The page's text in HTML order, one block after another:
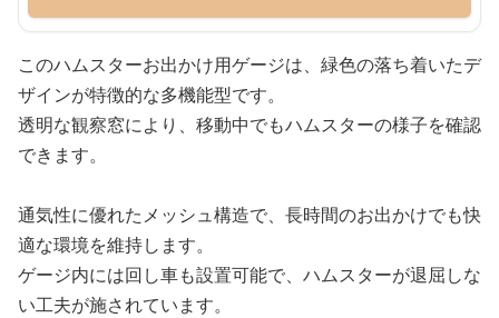
このハムスターお出かけ用ゲージは、緑色の落ち着いたデ
ザインが特徴的な多機能型です。
透明な観察窓により、移動中でもハムスターの様子を確認
できます。
通気性に優れたメッシュ構造で、長時間のお出かけでも快
適な環境を維持します。
ゲージ内には回し車も設置可能で、ハムスターが退屈しな
い工夫が施されています。